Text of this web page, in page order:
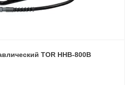
TOR HHB-800B